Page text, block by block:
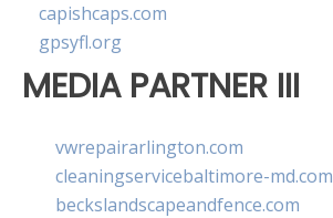
capishcaps.com
gpsyfl.org
MEDIA PARTNER III
vwrepairarlington.com
cleaningservicebaltimore-md.com
beckslandscapeandfence.com